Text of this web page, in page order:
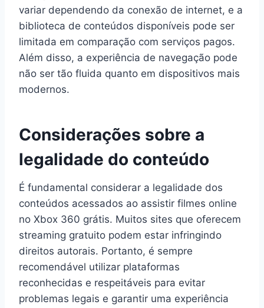
variar dependendo da conexão de internet, e a
biblioteca de conteúdos disponíveis pode ser
limitada em comparação com serviços pagos.
Além disso, a experiência de navegação pode
não ser tão fluida quanto em dispositivos mais
modernos.
Considerações sobre a
legalidade do conteúdo
É fundamental considerar a legalidade dos
conteúdos acessados ao assistir filmes online
no Xbox 360 grátis. Muitos sites que oferecem
streaming gratuito podem estar infringindo
direitos autorais. Portanto, é sempre
recomendável utilizar plataformas
reconhecidas e respeitáveis para evitar
problemas legais e garantir uma experiência